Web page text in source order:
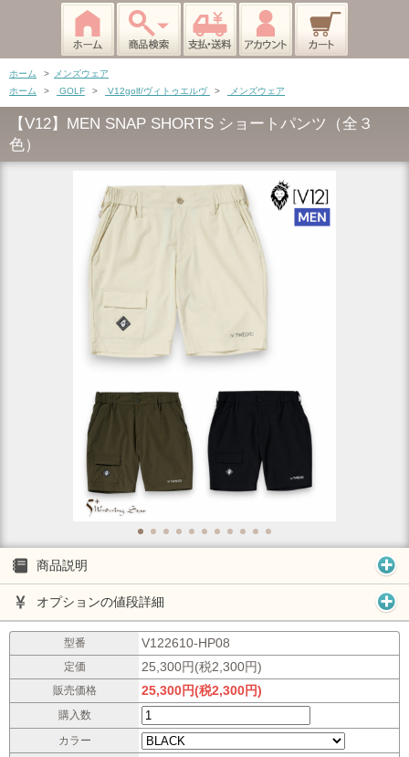
ホーム >
メンズウェア
ホーム
> GOLF > V12golf/ヴィトゥエルヴ > メンズウェア
【V12】MEN SNAP SHORTS ショートパンツ（全３
色）
商品説明
オプションの値段詳細
型番 V122610-HP08
定価 25,300円(税2,300円)
販売価格 25,300円(税2,300円)
購入数
カラー